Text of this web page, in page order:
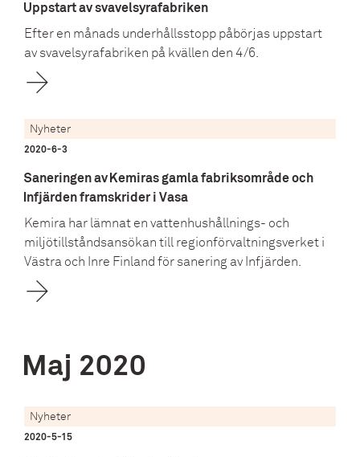
Uppstart av svavelsyrafabriken
Efter en månads underhållsstopp påbörjas uppstart
av svavelsyrafabriken på kvällen den 4/6.
Nyheter
2020-6-3
Saneringen av Kemiras gamla fabriksområde och
Infjärden framskrider i Vasa
Kemira har lämnat en vattenhushållnings- och
miljötillståndsansökan till regionförvaltningsverket i
Västra och Inre Finland för sanering av Infjärden.
Maj 2020
Nyheter
2020-5-15